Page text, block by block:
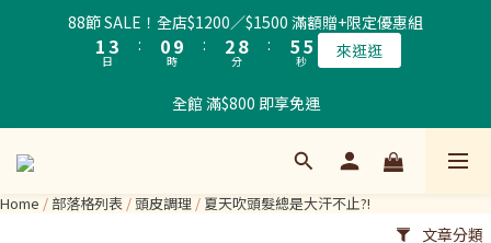
88節 SALE！全店$1200／$1500 滿額贈+限定優惠組
2
1
0
4
3
2
日
:
1
09
8
7
6
2
時
:
3
2
1
0
9
8
7
6
5
2
1
分
:
6
5
4
3
2
0
6
5
4
3
2
0
秒 來逛逛
全館 滿$800 即享免運
Home / 部落格列表 /頭皮調理 / 夏天吹頭髮總是大汗不止?!
文章分類